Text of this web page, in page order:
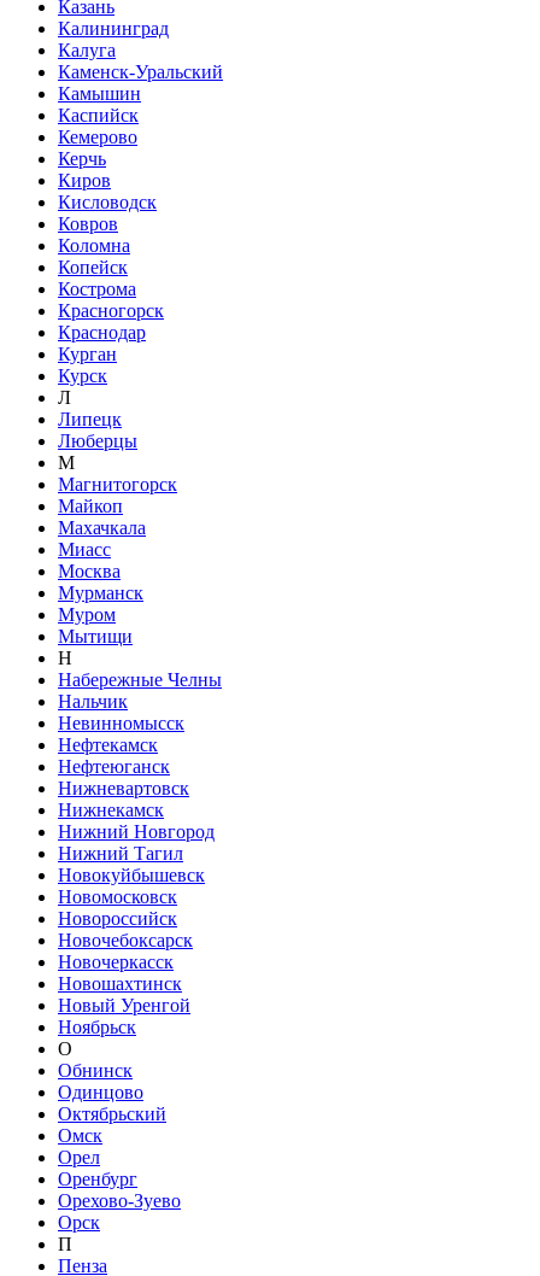
Казань
Калининград
Калуга
Каменск-Уральский
Камышин
Каспийск
Кемерово
Керчь
Киров
Кисловодск
Ковров
Коломна
Копейск
Кострома
Красногорск
Краснодар
Курган
Курск
Л
Липецк
Люберцы
М
Магнитогорск
Майкоп
Махачкала
Миасс
Москва
Мурманск
Муром
Мытищи
Н
Набережные Челны
Нальчик
Невинномысск
Нефтекамск
Нефтеюганск
Нижневартовск
Нижнекамск
Нижний Новгород
Нижний Тагил
Новокуйбышевск
Новомосковск
Новороссийск
Новочебоксарск
Новочеркасск
Новошахтинск
Новый Уренгой
Ноябрьск
О
Обнинск
Одинцово
Октябрьский
Омск
Орел
Оренбург
Орехово-Зуево
Орск
П
Пенза